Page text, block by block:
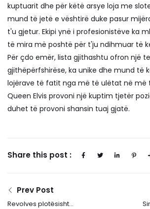
kuptuarit dhe për këtë arsye loja me
mund të jetë e vështirë duke pasur
t'u gjetur. Ekipi ynë i profesionistëve ka
të mira më poshtë për t'ju ndihmuar të
Për çdo emër, lista gjithashtu ofron një
gjithëpërfshirëse, ka unike dhe mund të
lojërave të fatit nga më të ulëtat në më
Queen Elvis provoni një kuptim tjetër
duhet të provoni shansin tuaj gjatë.
Share this post :
Prev Post
Revolves plotësisht